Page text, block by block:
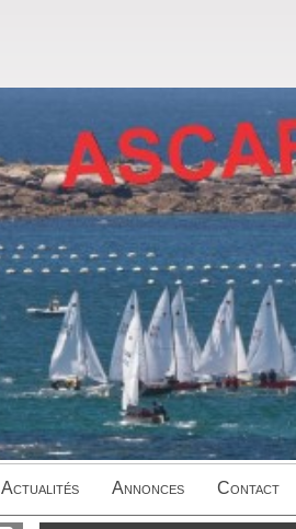
Actualités Annonces Contact